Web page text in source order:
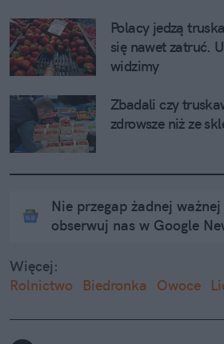
Polacy jedzą
się nawet zatruć.
widzimy
Zbadali czy
zdrowsze niż ze
Nie przegap żadnej
obserwuj nas w Google
Więcej:
Rolnictwo
Biedronka Owoce